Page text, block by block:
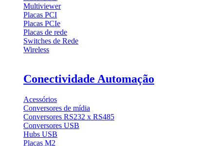
Multiviewer
Placas PCI
Placas PCIe
Placas de rede
Switches de Rede
Wireless
Conectividade Automação
Acessórios
Conversores de mídia
Conversores RS232 x RS485
Conversores USB
Hubs USB
Placas M2